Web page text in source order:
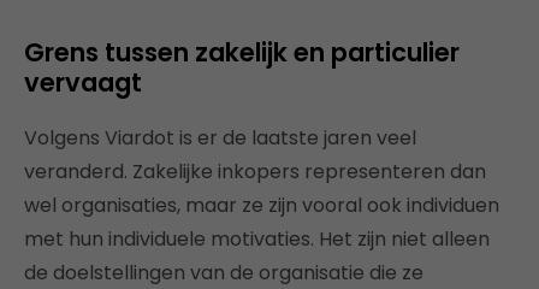
Grens tussen zakelijk en particulier
vervaagt
Volgens Viardot is er de laatste jaren veel
veranderd. Zakelijke inkopers representeren dan
wel organisaties, maar ze zijn vooral ook individuen
met hun individuele motivaties. Het zijn niet alleen
de doelstellingen van de organisatie die ze